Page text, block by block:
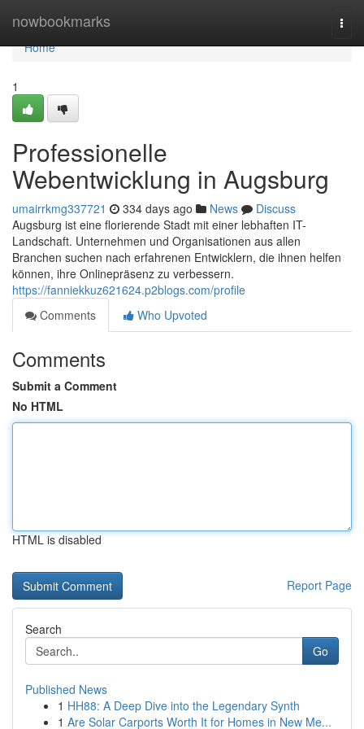
nowbookmarks
Home
Home
1
Professionelle
Webentwicklung in Augsburg
umairrkmg337721 334 days ago News
Discuss
Augsburg ist eine florierende Stadt mit einer lebhaften IT-
Landschaft. Unternehmen und Organisationen aus allen
Branchen suchen nach erfahrenen Entwicklern, die ihnen helfen
können, ihre Onlinepräsenz zu verbessern.
https://fanniekkuz621624.p2blogs.com/profile
Comments
Who Upvoted
Comments
Submit a Comment
No HTML
HTML is disabled
Report Page
Search
Go
Published News
1 HH88: A Deep Dive into the Legendary Synth
1 Are Solar Carports Worth It for Homes in New Me...